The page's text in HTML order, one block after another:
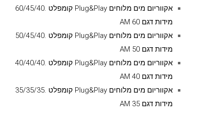
אקווריום מים מלוחים Plug&Play קומפלט .60/45/40
מידות דגם AM 60
אקווריום מים מלוחים Plug&Play קומפלט .50/45/40
מידות דגם AM 50
אקווריום מים מלוחים Plug&Play קומפלט .40/40/40
מידות דגם AM 40
אקווריום מים מלוחים Plug&Play קומפלט .35/35/35
מידות דגם AM 35